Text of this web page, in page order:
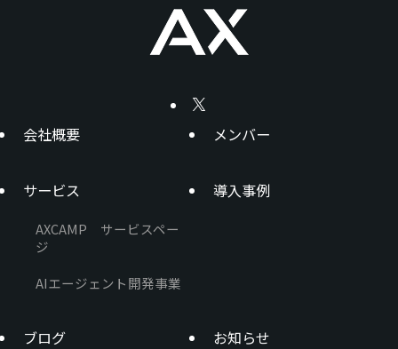
会社概要 メンバー
サービス
AXCAMP サービスペー
ジ
AIエージェント開発事業
導入事例
ブログ お知らせ